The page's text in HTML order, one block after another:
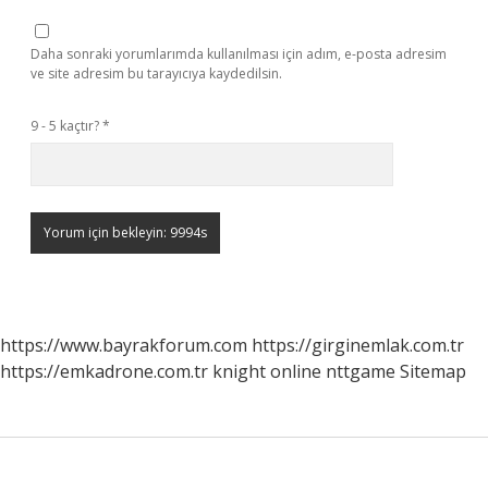
Daha sonraki yorumlarımda kullanılması için adım, e-posta adresim
ve site adresim bu tarayıcıya kaydedilsin.
9 - 5 kaçtır?*
https://www.bayrakforum.com https://girginemlak.com.tr
https://emkadrone.com.tr knight online nttgame Sitemap